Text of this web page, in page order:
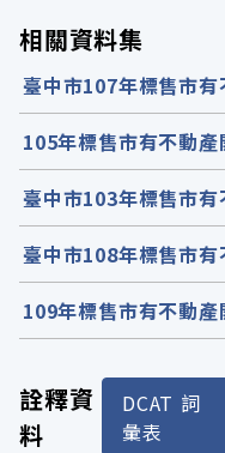
詮釋資
料
DCAT 詞
彙表
相關資料集
臺中市107年標售市
105年標售市有不動產
臺中市103年標售市
臺中市108年標售市
109年標售市有不動產